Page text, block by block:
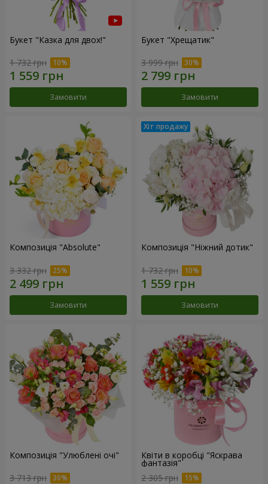
Букет "Казка для двох!"
1 732 грн
Замовити
Букет "Хрещатик"
3 999 грн
Замовити
Композиція "Absolute"
3 332 грн
Замовити
Композиція "Ніжний дотик"
1 732 грн
Замовити
Композиція "Улюблені очі"
3 713 грн
Квіти в коробці "Яскрава
фантазія"
2 305 грн